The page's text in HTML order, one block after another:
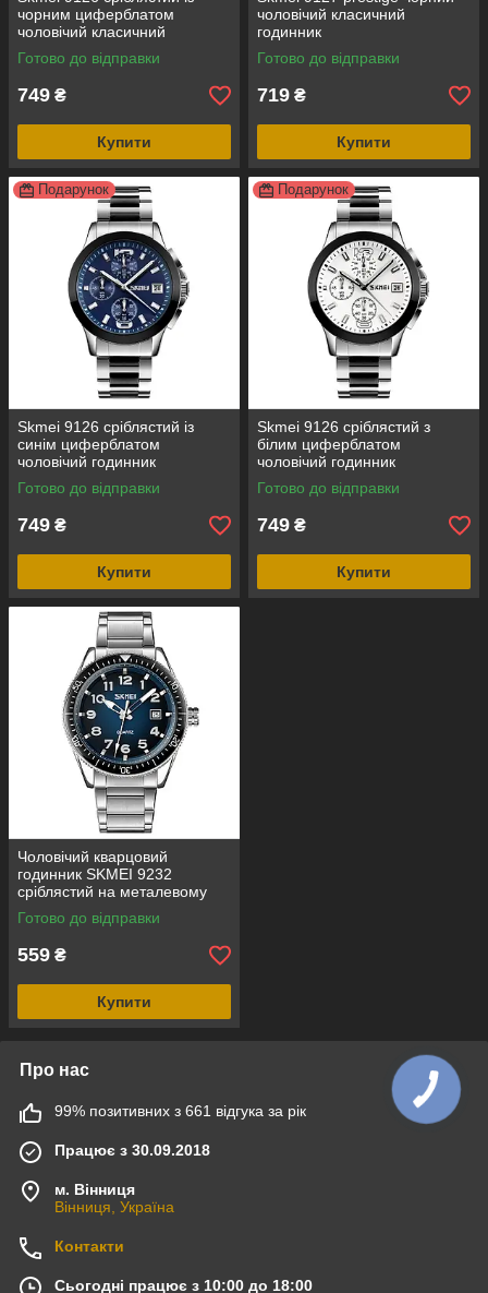
чорним циферблатом
чоловічий класичний
годинник
Готово до відправки
749 ₴
Купити
чоловічий класичний
годинник
Готово до відправки
719 ₴
Купити
Подарунок
Skmei 9126 сріблястий із
синім циферблатом
чоловічий годинник
Готово до відправки
749 ₴
Купити
Подарунок
Skmei 9126 сріблястий з
білим циферблатом
чоловічий годинник
Готово до відправки
749 ₴
Купити
Чоловічий кварцовий
годинник SKMEI 9232
сріблястий на металевому
браслеті, синій циферблат
Готово до відправки
559 ₴
Купити
Про нас
99% позитивних з 661 відгука за рік
Працює з 30.09.2018
м. Вінниця
Вінниця, Україна
Контакти
Сьогодні працює з 10:00 до 18:00